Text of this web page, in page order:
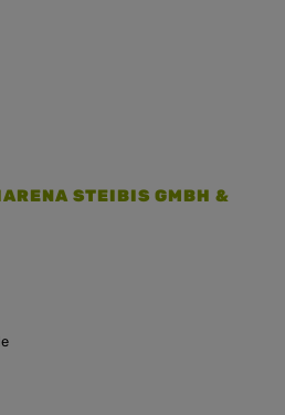
STEIBIS GMBH &